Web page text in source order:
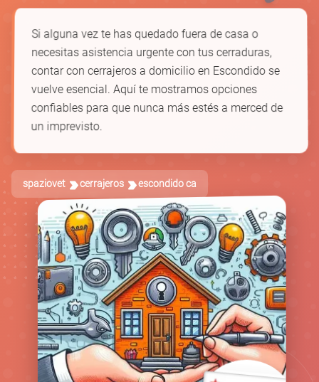
🗝️
🚪
🛡️
Si alguna vez te has quedado fuera de casa o
necesitas asistencia urgente con tus cerraduras,
contar con cerrajeros a domicilio en Escondido se
vuelve esencial. Aquí te mostramos opciones
confiables para que nunca más estés a merced de
un imprevisto.
spaziovet cerrajeros escondido ca